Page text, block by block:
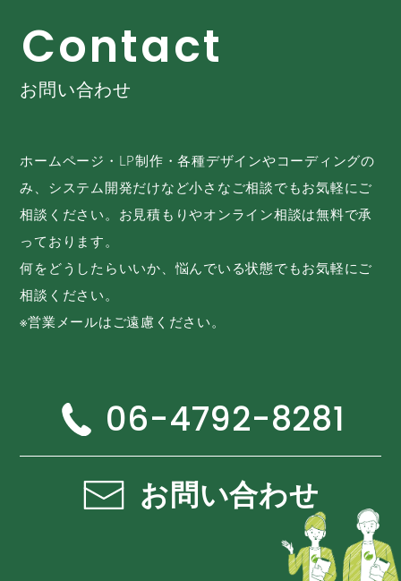
Contact
お問い合わせ
ホームページ・LP制作・各種デザインやコーディングの
み、システム開発だけなど小さなご相談でもお気軽にご
相談ください。お見積もりやオンライン相談は無料で承
っております。
何をどうしたらいいか、悩んでいる状態でもお気軽にご
相談ください。
※営業メールはご遠慮ください。
06-4792-8281
お問い合わせ